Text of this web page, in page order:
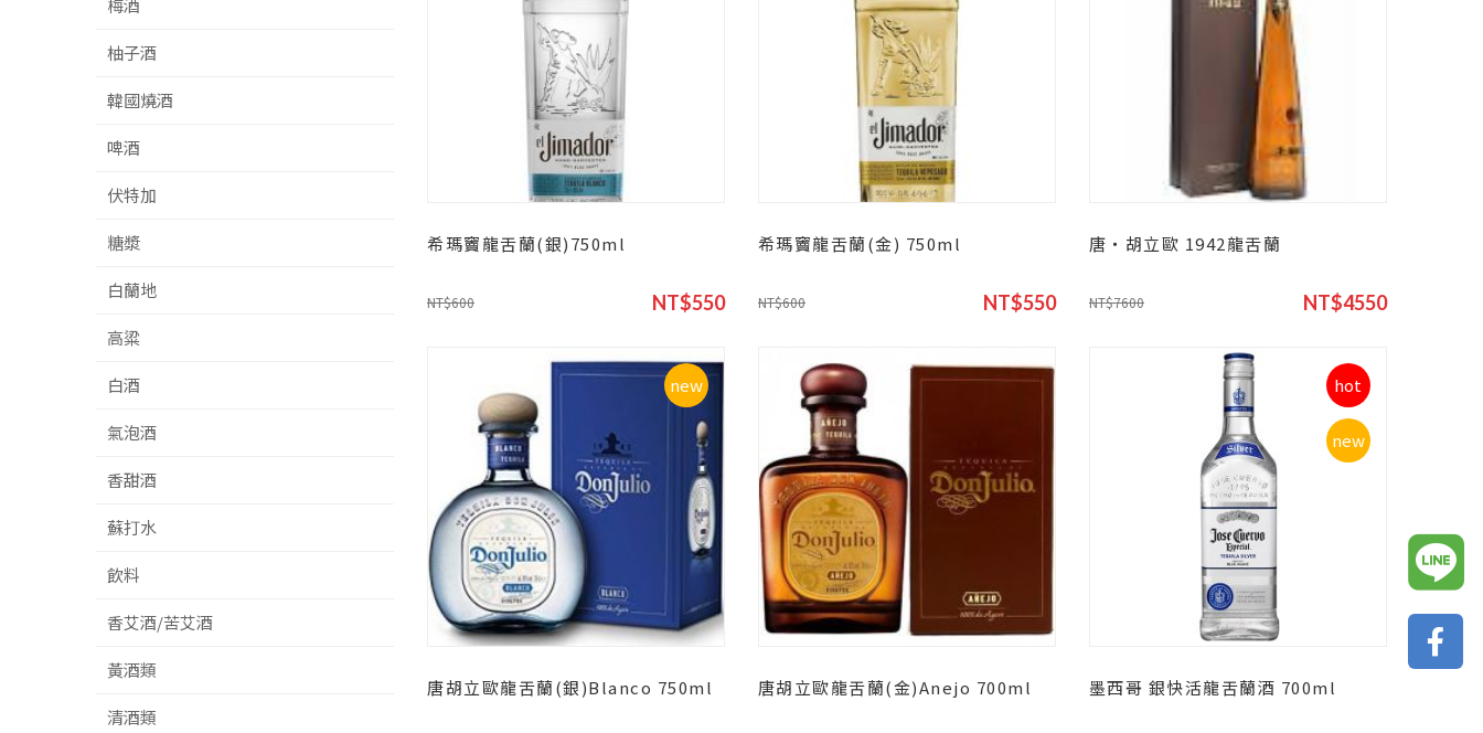
柚子酒
韓國燒酒
啤酒
伏特加
糖漿
白蘭地
高粱
白酒
氣泡酒
香甜酒
蘇打水
飲料
香艾酒/苦艾酒
黃酒類
清酒類
希瑪竇龍舌蘭(銀)750ml
NT$600 NT$550
希瑪竇龍舌蘭(金) 750ml
NT$600 NT$550
唐‧胡立歐 1942龍舌蘭
NT$7600 NT$4550
new
唐胡立歐龍舌蘭(銀)Blanco 750ml 唐胡立歐龍舌蘭(金)Anejo 700ml
hot
new
墨西哥 銀快活龍舌蘭酒 700ml